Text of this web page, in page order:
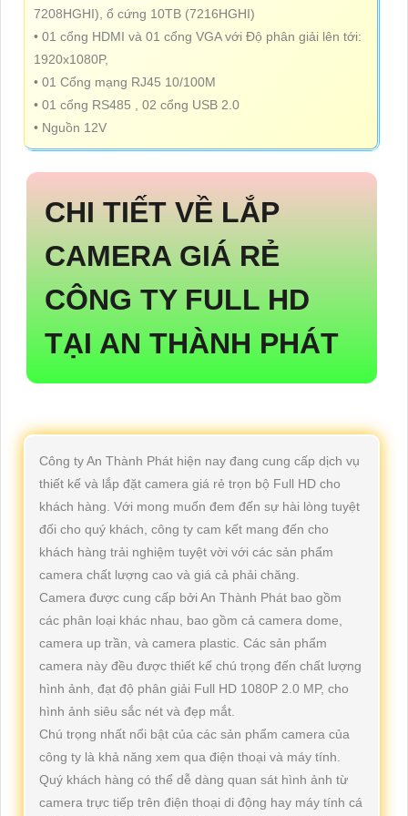
7208HGHI), ổ cứng 10TB (7216HGHI)
• 01 cổng HDMI và 01 cổng VGA với Độ phân giải lên tới:
1920x1080P,
• 01 Cổng mạng RJ45 10/100M
• 01 cổng RS485 , 02 cổng USB 2.0
• Nguồn 12V
CHI TIẾT VỀ LẮP
CAMERA GIÁ RẺ
CÔNG TY FULL HD
TẠI AN THÀNH PHÁT
Công ty An Thành Phát hiện nay đang cung cấp dịch vụ
thiết kế và lắp đặt camera giá rẻ trọn bộ Full HD cho
khách hàng. Với mong muốn đem đến sự hài lòng tuyệt
đối cho quý khách, công ty cam kết mang đến cho
khách hàng trải nghiệm tuyệt vời với các sản phẩm
camera chất lượng cao và giá cả phải chăng.
Camera được cung cấp bởi An Thành Phát bao gồm
các phân loại khác nhau, bao gồm cả camera dome,
camera up trần, và camera plastic. Các sản phẩm
camera này đều được thiết kế chú trọng đến chất lượng
hình ảnh, đạt độ phân giải Full HD 1080P 2.0 MP, cho
hình ảnh siêu sắc nét và đẹp mắt.
Chú trọng nhất nổi bật của các sản phẩm camera của
công ty là khả năng xem qua điện thoại và máy tính.
Quý khách hàng có thể dễ dàng quan sát hình ảnh từ
camera trực tiếp trên điện thoại di động hay máy tính cá